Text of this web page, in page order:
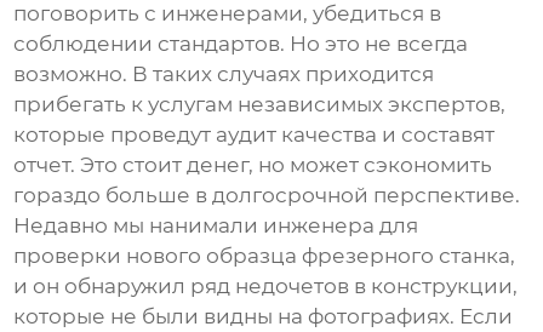
поговорить с инженерами, убедиться в
соблюдении стандартов. Но это не всегда
возможно. В таких случаях приходится
прибегать к услугам независимых экспертов,
которые проведут аудит качества и составят
отчет. Это стоит денег, но может сэкономить
гораздо больше в долгосрочной перспективе.
Недавно мы нанимали инженера для
проверки нового образца фрезерного станка,
и он обнаружил ряд недочетов в конструкции,
которые не были видны на фотографиях. Если